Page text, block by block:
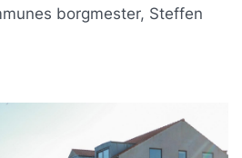
borgmester, Steffen